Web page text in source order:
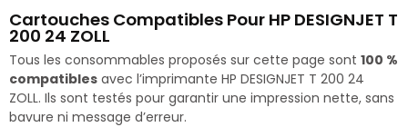
Cartouches Compatibles Pour HP DESIGNJET T
200 24 ZOLL
Tous les consommables proposés sur cette page sont 100 %
compatibles avec l’imprimante HP DESIGNJET T 200 24
ZOLL. Ils sont testés pour garantir une impression nette, sans
bavure ni message d’erreur.